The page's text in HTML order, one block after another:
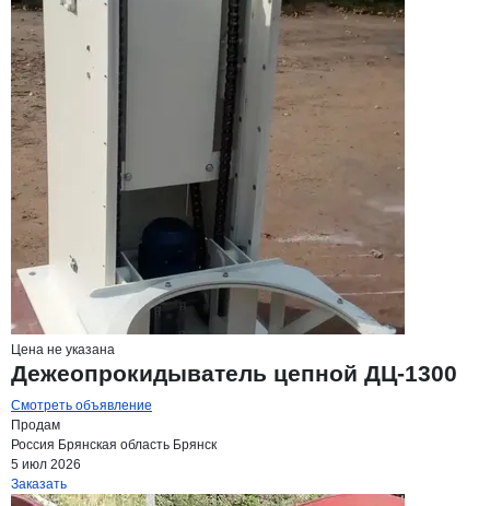
Цена не указана
Дежеопрокидыватель цепной ДЦ-1300
Смотреть объявление
Продам
Россия Брянская область Брянск
5 июл 2026
Заказать